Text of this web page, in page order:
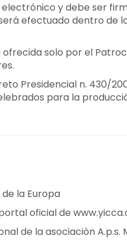
y debe ser
efectuado dentro
solo por el
Presidencial n. 430/
para la
la Europa
oficial de
de la asociaciòn